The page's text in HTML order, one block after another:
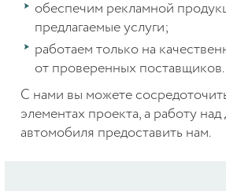
обеспечим рекламной
предлагаемые услуги;
работаем только на
от проверенных поставщиков.
С нами вы можете
элементах проекта, а работу над
автомобиля предоставить нам.